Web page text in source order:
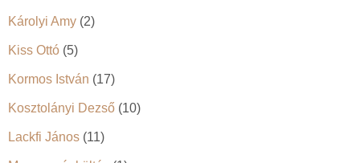
Károlyi Amy (2)
Kiss Ottó (5)
Kormos István (17)
Kosztolányi Dezső (10)
Lackfi János (11)